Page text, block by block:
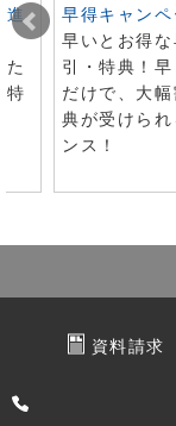
進
特
早得キャンペ
早いとお得
引・特典！
だけで、大
典が受けら
ンス！
資料請求